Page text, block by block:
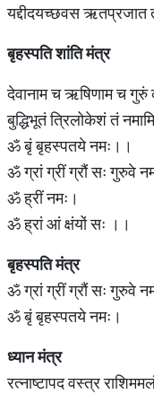
यद्दीदयच्छवस ऋतप्रजात
बृहस्पति शांति मंत्र
देवानाम च ऋषिणाम च गुरुं
बुद्धिभूतं त्रिलोकेशं तं
ॐ बृं बृहस्पतये नमः।।
ॐ ग्रां ग्रीं ग्रौं सः गुरुवे
ॐ ह्रीं नमः।
ॐ ह्रां आं क्षंयों सः ।।
बृहस्पति मंत्र
ॐ ग्रां ग्रीं ग्रौं सः गुरुवे
ॐ बृं बृहस्पतये नमः।
ध्यान मंत्र
रत्नाष्टापद वस्त्र